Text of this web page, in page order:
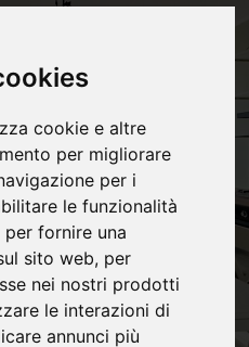
cookie e altre
per migliorare
per i
le funzionalità
per fornire una
sito web, per
nei nostri prodotti
le interazioni di
annunci più